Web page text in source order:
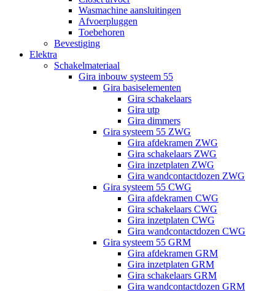
Wasmachine aansluitingen
Afvoerpluggen
Toebehoren
Bevestiging
Elektra
Schakelmateriaal
Gira inbouw systeem 55
Gira basiselementen
Gira schakelaars
Gira utp
Gira dimmers
Gira systeem 55 ZWG
Gira afdekramen ZWG
Gira schakelaars ZWG
Gira inzetplaten ZWG
Gira wandcontactdozen ZWG
Gira systeem 55 CWG
Gira afdekramen CWG
Gira schakelaars CWG
Gira inzetplaten CWG
Gira wandcontactdozen CWG
Gira systeem 55 GRM
Gira afdekramen GRM
Gira inzetplaten GRM
Gira schakelaars GRM
Gira wandcontactdozen GRM